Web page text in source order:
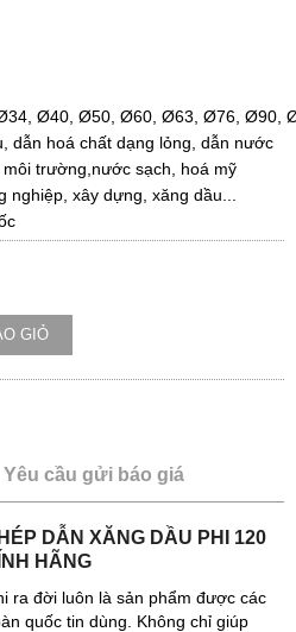
Ø40, Ø50, Ø60, Ø63, Ø76, Ø90,
dẫn hoá chất dạng lỏng, dẫn nước
trường,nước sạch, hoá mỹ
xây dựng, xăng dầu...
GIỎ
Yêu cầu gửi báo giá
DẪN XĂNG DẦU PHI 120
HÃNG
ra đời luôn là sản phẩm được các
quốc tin dùng. Không chỉ giúp